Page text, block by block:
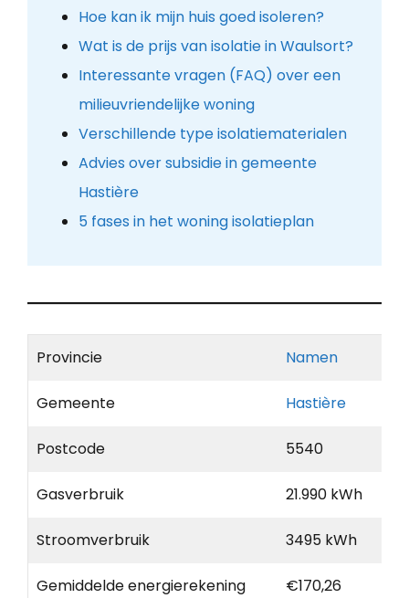
Hoe kan ik mijn huis goed isoleren?
Wat is de prijs van isolatie in Waulsort?
Interessante vragen (FAQ) over een
milieuvriendelijke woning
Verschillende type isolatiematerialen
Advies over subsidie in gemeente
Hastière
5 fases in het woning isolatieplan
Provincie Namen
Gemeente Hastière
Postcode 5540
Gasverbruik 21.990 kWh
Stroomverbruik 3495 kWh
Gemiddelde energierekening €170,26